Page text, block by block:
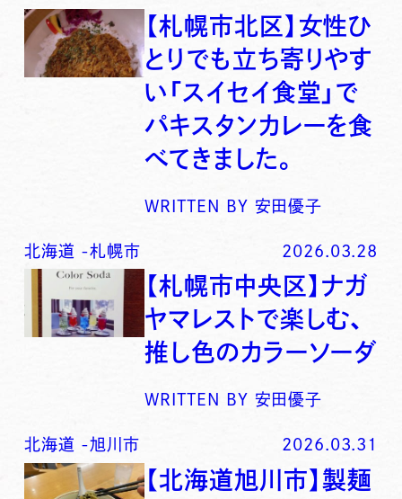
【札幌市北区】女性ひ
とりでも立ち寄りやす
い「スイセイ食堂」で
パキスタンカレーを食
べてきました。
WRITTEN BY 安田優子
北海道 -札幌市 2026.03.28
【札幌市中央区】ナガ
ヤマレストで楽しむ、
推し色のカラーソーダ
WRITTEN BY 安田優子
北海道 -旭川市 2026.03.31
【北海道旭川市】製麺